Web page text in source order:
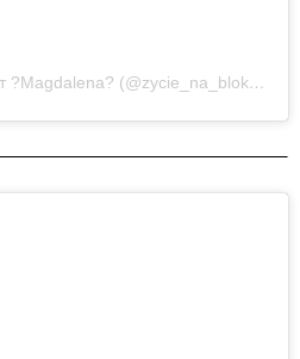
Публикация, споделена от ?Magdalena? (@zycie_na_blokowisku)